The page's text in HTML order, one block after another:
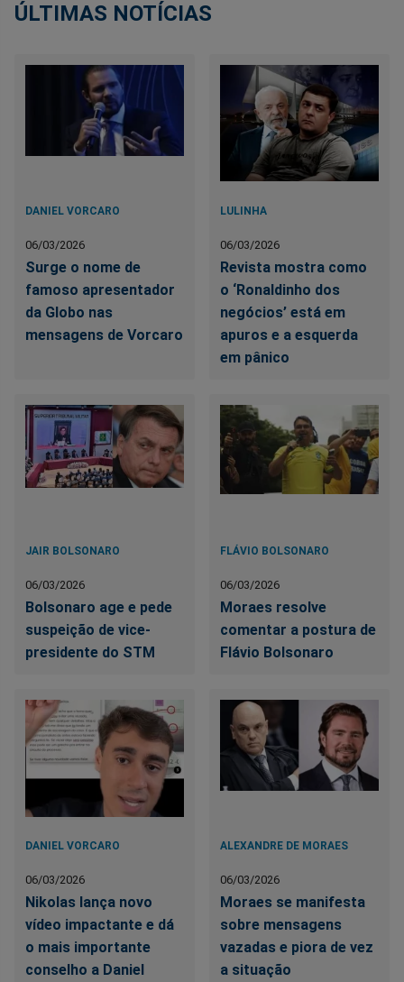
ÚLTIMAS NOTÍCIAS
DANIEL VORCARO
06/03/2026
Surge o nome de
famoso apresentador
da Globo nas
mensagens de Vorcaro
LULINHA
06/03/2026
Revista mostra como
o ‘Ronaldinho dos
negócios’ está em
apuros e a esquerda
em pânico
JAIR BOLSONARO
06/03/2026
Bolsonaro age e pede
suspeição de vice-
presidente do STM
FLÁVIO BOLSONARO
06/03/2026
Moraes resolve
comentar a postura de
Flávio Bolsonaro
DANIEL VORCARO
06/03/2026
Nikolas lança novo
vídeo impactante e dá
o mais importante
conselho a Daniel
ALEXANDRE DE MORAES
06/03/2026
Moraes se manifesta
sobre mensagens
vazadas e piora de vez
a situação